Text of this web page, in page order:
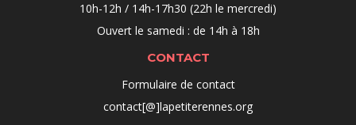
10h-12h / 14h-17h30 (22h le mercredi)
Ouvert le samedi : de 14h à 18h
CONTACT
Formulaire de contact
contact[@]lapetiterennes.org